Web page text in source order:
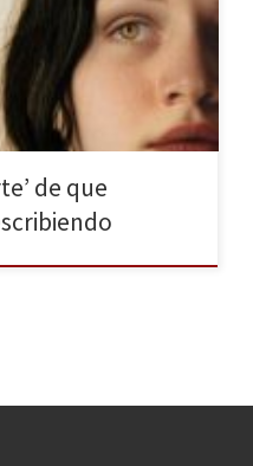
una de las grandes
ocasión se aleja de la
para contar una
de que